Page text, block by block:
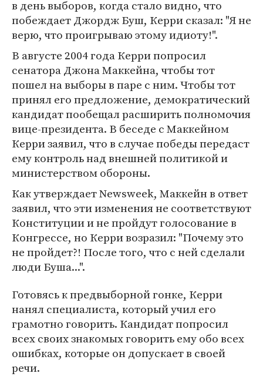
в день выборов, когда стало видно, что
побеждает Джордж Буш, Керри сказал: "Я не
верю, что проигрываю этому идиоту!".
В августе 2004 года Керри попросил
сенатора Джона Маккейна, чтобы тот
пошел на выборы в паре с ним. Чтобы тот
принял его предложение, демократический
кандидат пообещал расширить полномочия
вице-президента. В беседе с Маккейном
Керри заявил, что в случае победы передаст
ему контроль над внешней политикой и
министерством обороны.
Как утверждает Newsweek, Маккейн в ответ
заявил, что эти изменения не соответствуют
Конституции и не пройдут голосование в
Конгрессе, но Керри возразил: "Почему это
не пройдет?! После того, что с ней сделали
люди Буша...".
Готовясь к предвыборной гонке, Керри
нанял специалиста, который учил его
грамотно говорить. Кандидат попросил
всех своих знакомых говорить ему обо всех
ошибках, которые он допускает в своей
речи.